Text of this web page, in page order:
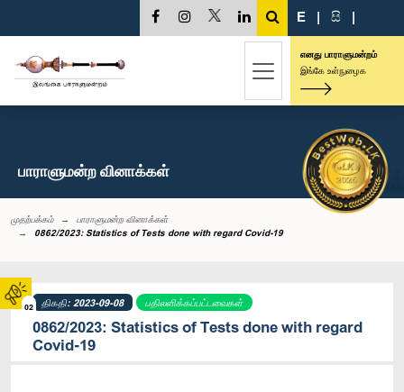
02
E | සි |
எனது பாராளுமன்றம்
இங்கே உள்நுழைக
பாராளுமன்ற வினாக்கள்
முதற்பக்கம்
பாராளுமன்ற வினாக்கள்
0862/2023: Statistics of Tests done with regard Covid-19
திகதி: 2023-09-08 பதிலளிக்கப்பட்டவைகள்
0862/2023: Statistics of Tests done with regard
Covid-19